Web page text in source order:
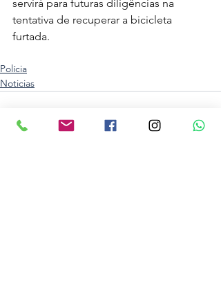
servirá para futuras diligências na
tentativa de recuperar a bicicleta
furtada.
Polícia
Noticias